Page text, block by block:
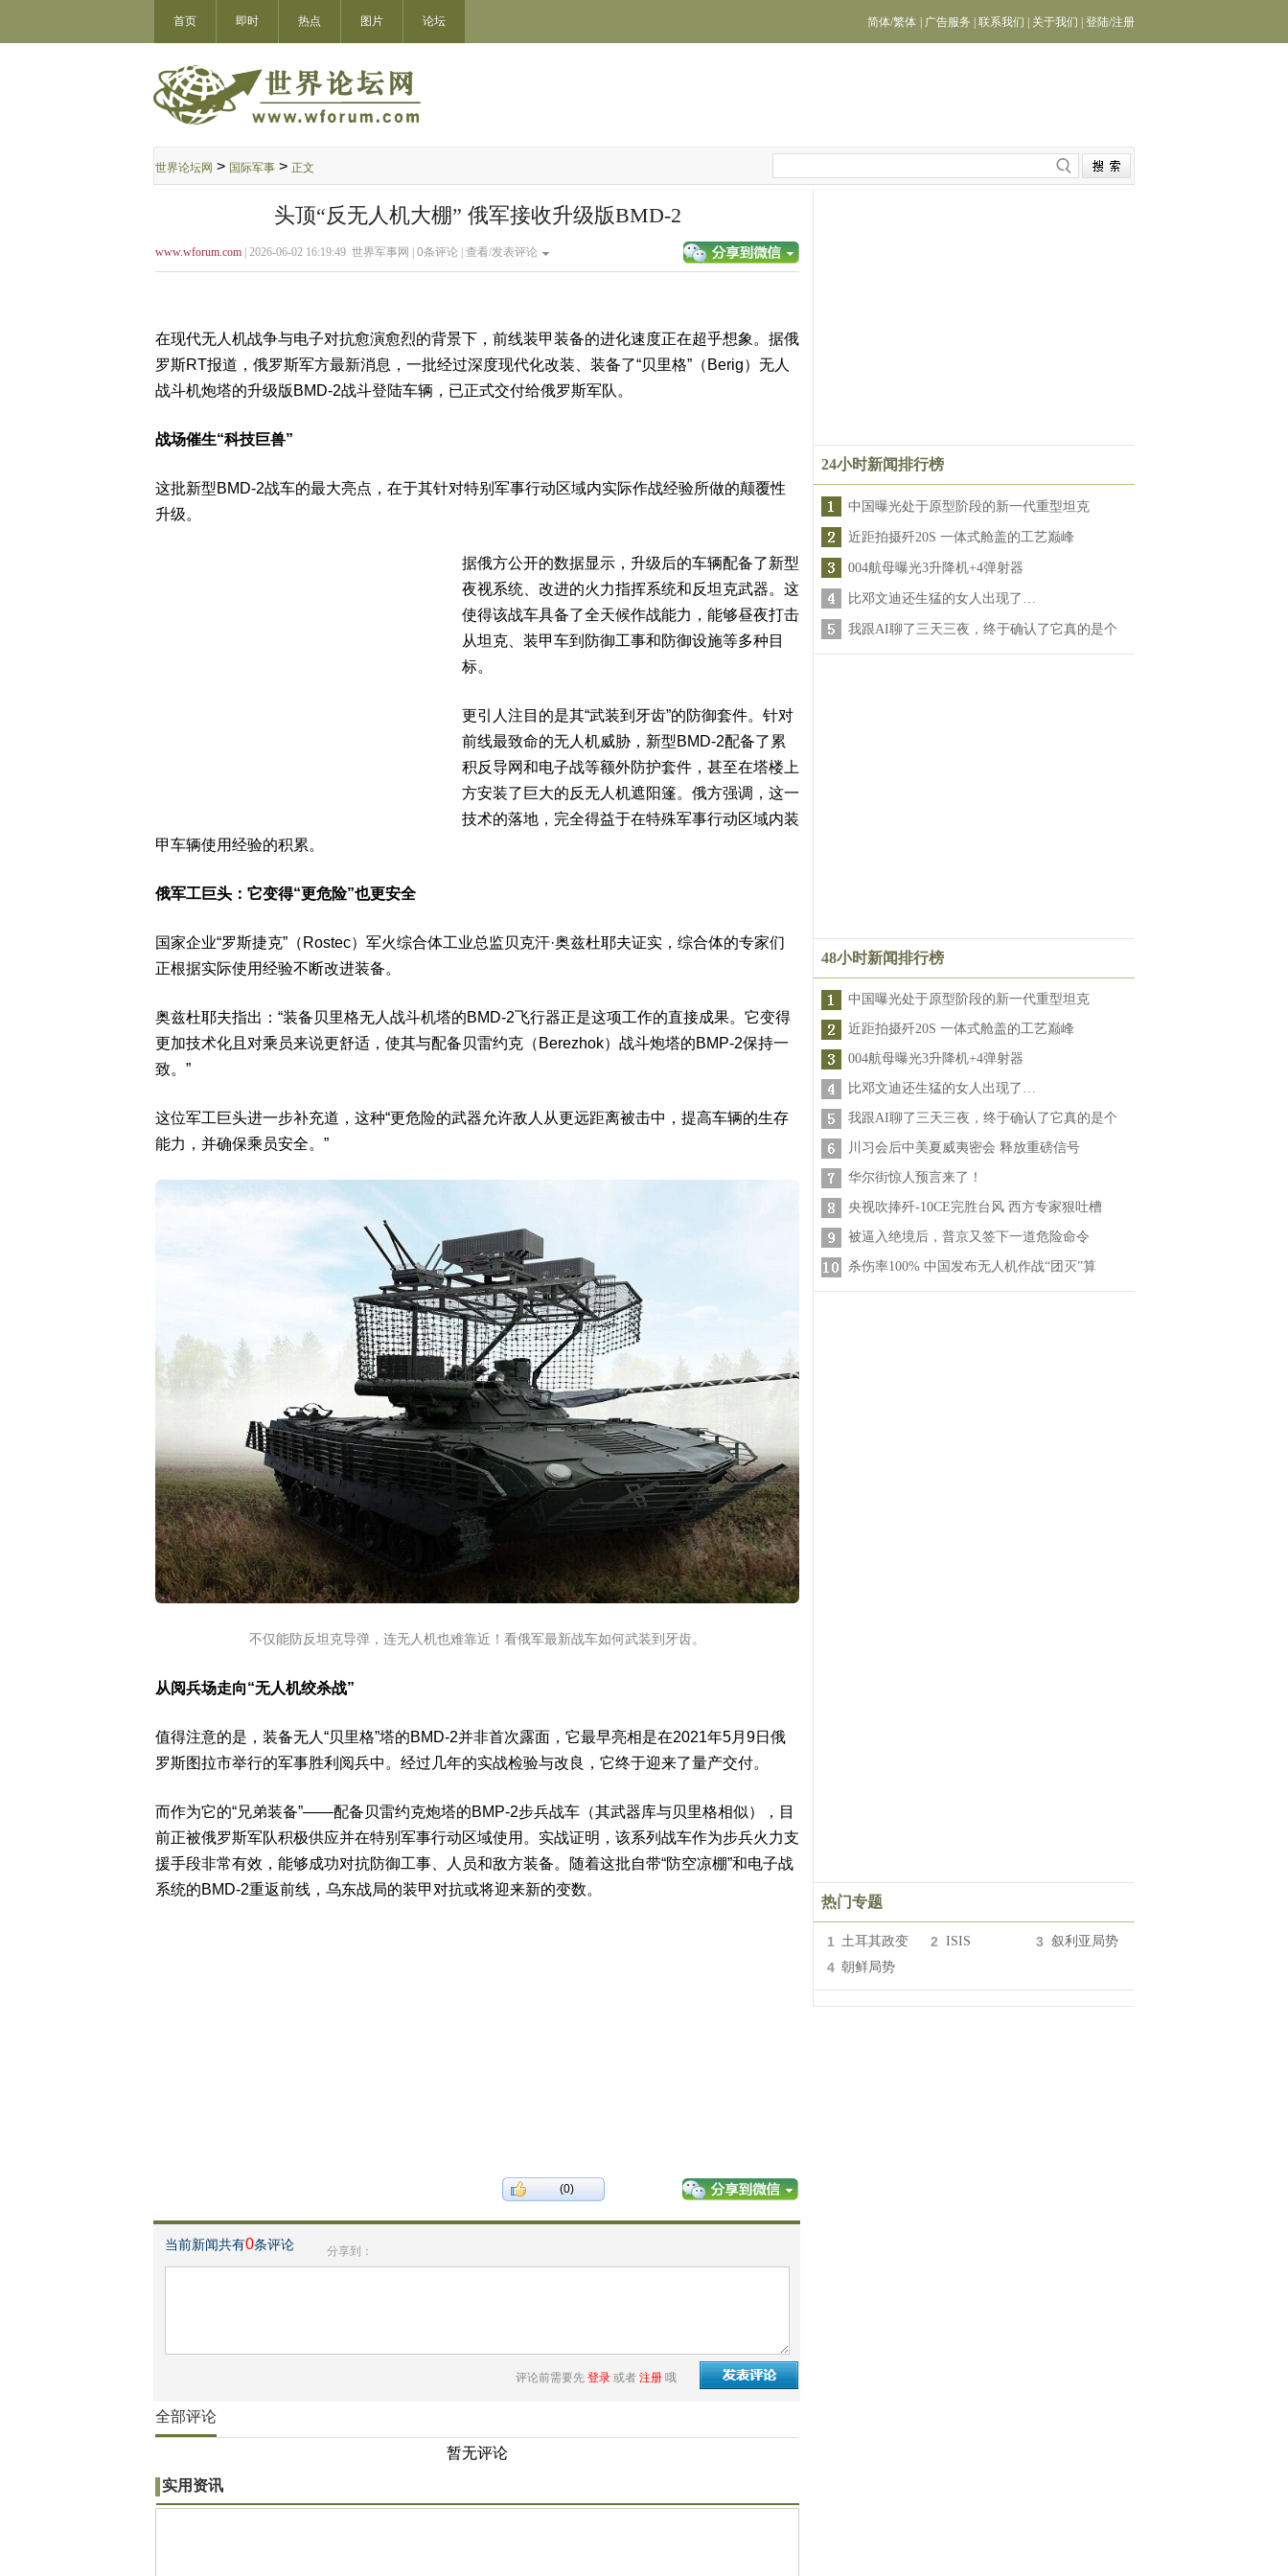
首页 即时 热点 图片 论坛 简体/繁体 广告服务 联系我们 关于我们 登陆/注册
世界论坛网 > 国际军事 > 正文
头顶“反无人机大棚” 俄军接收升级版BMD-2
www.wforum.com | 2026-06-02 16:19:49 世界军事网 | 0条评论 | 查看/发表评论
在现代无人机战争与电子对抗愈演愈烈的背景下，前线装甲装备的进化速度正在超乎想象。据俄
罗斯RT报道，俄罗斯军方最新消息，一批经过深度现代化改装、装备了“贝里格”（Berig）无人
战斗机炮塔的升级版BMD-2战斗登陆车辆，已正式交付给俄罗斯军队。
战场催生“科技巨兽”
这批新型BMD-2战车的最大亮点，在于其针对特别军事行动区域内实际作战经验所做的颠覆性
升级。
据俄方公开的数据显示，升级后的车辆配备了新型
夜视系统、改进的火力指挥系统和反坦克武器。这
使得该战车具备了全天候作战能力，能够昼夜打击
从坦克、装甲车到防御工事和防御设施等多种目
标。
更引人注目的是其“武装到牙齿”的防御套件。针对
前线最致命的无人机威胁，新型BMD-2配备了累
积反导网和电子战等额外防护套件，甚至在塔楼上
方安装了巨大的反无人机遮阳篷。俄方强调，这一
技术的落地，完全得益于在特殊军事行动区域内装
甲车辆使用经验的积累。
俄军工巨头：它变得“更危险”也更安全
国家企业“罗斯捷克”（Rostec）军火综合体工业总监贝克汗·奥兹杜耶夫证实，综合体的专家们
正根据实际使用经验不断改进装备。
奥兹杜耶夫指出：“装备贝里格无人战斗机塔的BMD-2飞行器正是这项工作的直接成果。它变得
更加技术化且对乘员来说更舒适，使其与配备贝雷约克（Berezhok）战斗炮塔的BMP-2保持一
致。”
这位军工巨头进一步补充道，这种“更危险的武器允许敌人从更远距离被击中，提高车辆的生存
能力，并确保乘员安全。”
不仅能防反坦克导弹，连无人机也难靠近！看俄军最新战车如何武装到牙齿。
从阅兵场走向“无人机绞杀战”
值得注意的是，装备无人“贝里格”塔的BMD-2并非首次露面，它最早亮相是在2021年5月9日俄
罗斯图拉市举行的军事胜利阅兵中。经过几年的实战检验与改良，它终于迎来了量产交付。
而作为它的“兄弟装备”——配备贝雷约克炮塔的BMP-2步兵战车（其武器库与贝里格相似），目
前正被俄罗斯军队积极供应并在特别军事行动区域使用。实战证明，该系列战车作为步兵火力支
援手段非常有效，能够成功对抗防御工事、人员和敌方装备。随着这批自带“防空凉棚”和电子战
系统的BMD-2重返前线，乌东战局的装甲对抗或将迎来新的变数。
(0)
当前新闻共有0条评论 分享到：
评论前需要先 登录 或者 注册 哦
全部评论
暂无评论
实用资讯
24小时新闻排行榜
中国曝光处于原型阶段的新一代重型坦克
近距拍摄歼20S 一体式舱盖的工艺巅峰
004航母曝光3升降机+4弹射器
比邓文迪还生猛的女人出现了…
我跟AI聊了三天三夜，终于确认了它真的是个
48小时新闻排行榜
中国曝光处于原型阶段的新一代重型坦克
近距拍摄歼20S 一体式舱盖的工艺巅峰
004航母曝光3升降机+4弹射器
比邓文迪还生猛的女人出现了…
我跟AI聊了三天三夜，终于确认了它真的是个
川习会后中美夏威夷密会 释放重磅信号
华尔街惊人预言来了！
央视吹捧歼-10CE完胜台风 西方专家狠吐槽
被逼入绝境后，普京又签下一道危险命令
杀伤率100% 中国发布无人机作战“团灭”算
热门专题
1 土耳其政变 2 ISIS 3 叙利亚局势
4 朝鲜局势